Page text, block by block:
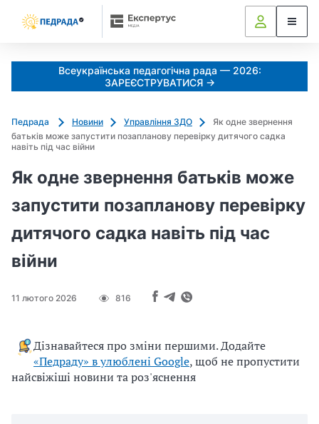
Всеукраїнська педагогічна рада — 2026:
ЗАРЕЄСТРУВАТИСЯ →
Педрада Новини Управління ЗДО
Як одне звернення
батьків може запустити позапланову перевірку дитячого садка
навіть під час війни
Як одне звернення батьків може
запустити позапланову перевірку
дитячого садка навіть під час
війни
11 лютого 2026 816
Дізнавайтеся про зміни першими. Додайте
«Педраду» в улюблені Google, щоб не пропустити
найсвіжіші новини та роз'яснення